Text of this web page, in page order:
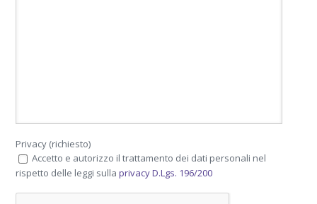
Privacy (richiesto)
Accetto e autorizzo il trattamento dei dati personali nel
rispetto delle leggi sullaprivacy D.Lgs. 196/200